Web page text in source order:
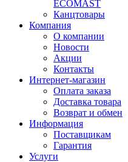
ECOMAST
Канцтовары
Компания
О компании
Новости
Акции
Контакты
Интернет-магазин
Оплата заказа
Доставка товара
Возврат и обмен
Информация
Поставщикам
Гарантия
Услуги